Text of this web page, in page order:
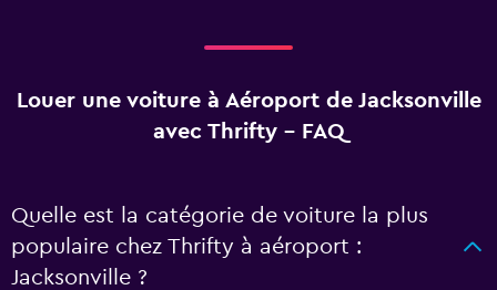
Louer une voiture à Aéroport de Jacksonville
avec Thrifty - FAQ
Quelle est la catégorie de voiture la plus
populaire chez Thrifty à aéroport :
Jacksonville ?